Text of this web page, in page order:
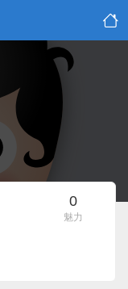
0
魅力